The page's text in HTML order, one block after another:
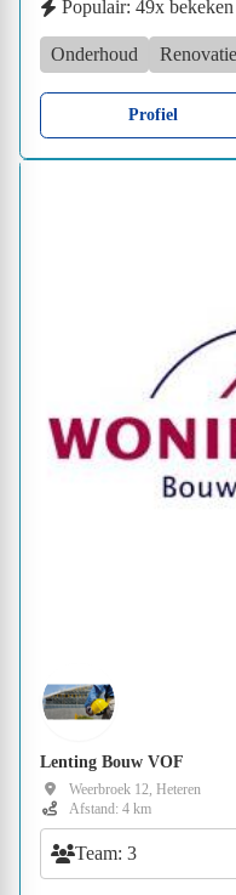
Populair: 49x
Onderhoud Renovatie
Profiel
Lenting Bouw VOF
Weerbroek 12, Heteren
Afstand: 4 km
Team: 3